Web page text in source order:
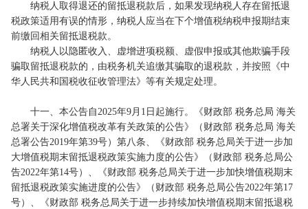
纳税人取得退还的留抵退税款后，如果发现纳税人存在留抵退
税政策适用有误的情形，纳税人应当在下个增值税纳税申报期结束
前缴回相关留抵退税款。
纳税人以隐匿收入、虚增进项税额、虚假申报或其他欺骗手段
骗取留抵退税款的，由税务机关追缴其骗取的退税款，并按照《中
华人民共和国税收征收管理法》等有关规定处理。
十一、本公告自2025年9月1日起施行。《财政部 税务总局 海关
总署关于深化增值税改革有关政策的公告》（财政部 税务总局 海关
总署公告2019年第39号）第八条、《财政部 税务总局关于进一步加
大增值税期末留抵退税政策实施力度的公告》（财政部 税务总局公
告2022年第14号）、《财政部 税务总局关于进一步加快增值税期末
留抵退税政策实施进度的公告》（财政部 税务总局公告2022年第17
号）、《财政部 税务总局关于进一步持续加快增值税期末留抵退税